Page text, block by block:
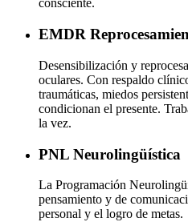
consciente.
EMDR
Desensibilización y
oculares. Con respaldo
traumáticas, miedos
condicionan el presente.
la vez.
PNL Neurolingüística
La Programación
pensamiento y de
personal y el logro de metas.